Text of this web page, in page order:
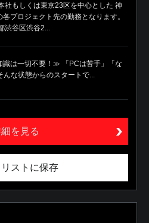
社もしくは東京23区を中心とした 神
プロジェクト先の勤務となります。
渋谷区渋谷2...
は一切不要！≫ 「PCは苦手」「な
な状態からのスタートで...
を見る
ストに保存